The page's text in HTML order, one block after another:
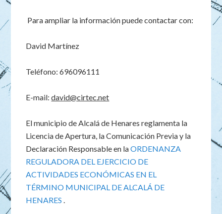
Para ampliar la información puede contactar con:
David Martínez
Teléfono: 696096111
E-mail:david@cirtec.net
El municipio de Alcalá de Henares reglamenta la
Licencia de Apertura, la Comunicación Previa y la
Declaración Responsable en laORDENANZA
REGULADORA DEL EJERCICIO DE
ACTIVIDADES ECONÓMICAS EN EL
TÉRMINO MUNICIPAL DE ALCALÁ DE
HENARES.